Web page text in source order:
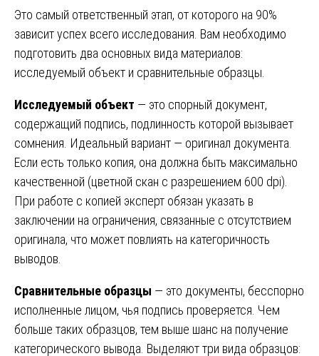
Это самый ответственный этап, от которого на 90%
зависит успех всего исследования. Вам необходимо
подготовить два основных вида материалов:
исследуемый объект и сравнительные образцы.
Исследуемый объект — это спорный документ,
содержащий подпись, подлинность которой вызывает
сомнения. Идеальный вариант — оригинал документа.
Если есть только копия, она должна быть максимально
качественной (цветной скан с разрешением 600 dpi).
При работе с копией эксперт обязан указать в
заключении на ограничения, связанные с отсутствием
оригинала, что может повлиять на категоричность
выводов.
Сравнительные образцы — это документы, бесспорно
исполненные лицом, чья подпись проверяется. Чем
больше таких образцов, тем выше шанс на получение
категорического вывода. Выделяют три вида образцов: